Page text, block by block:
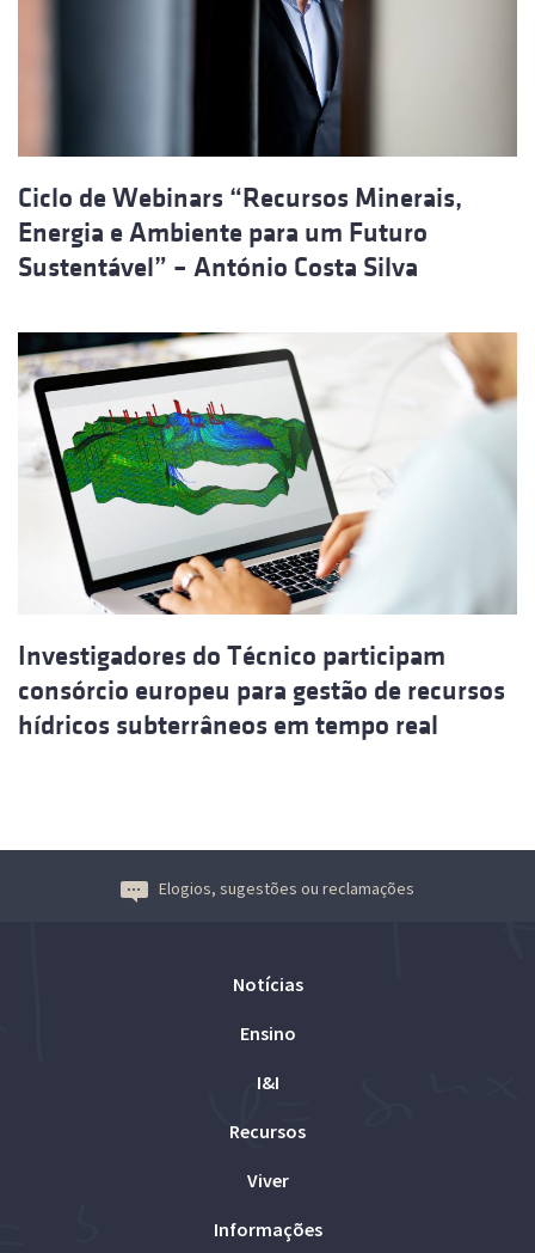
Ciclo de Webinars “Recursos Minerais,
Energia e Ambiente para um Futuro
Sustentável” – António Costa Silva
Investigadores do Técnico participam
consórcio europeu para gestão de recursos
hídricos subterrâneos em tempo real
Elogios, sugestões ou reclamações
Notícias
Ensino
I&I
Recursos
Viver
Informações